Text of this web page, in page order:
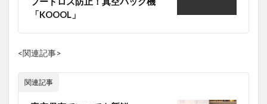
「KOOOL」
<関連記事>
関連記事